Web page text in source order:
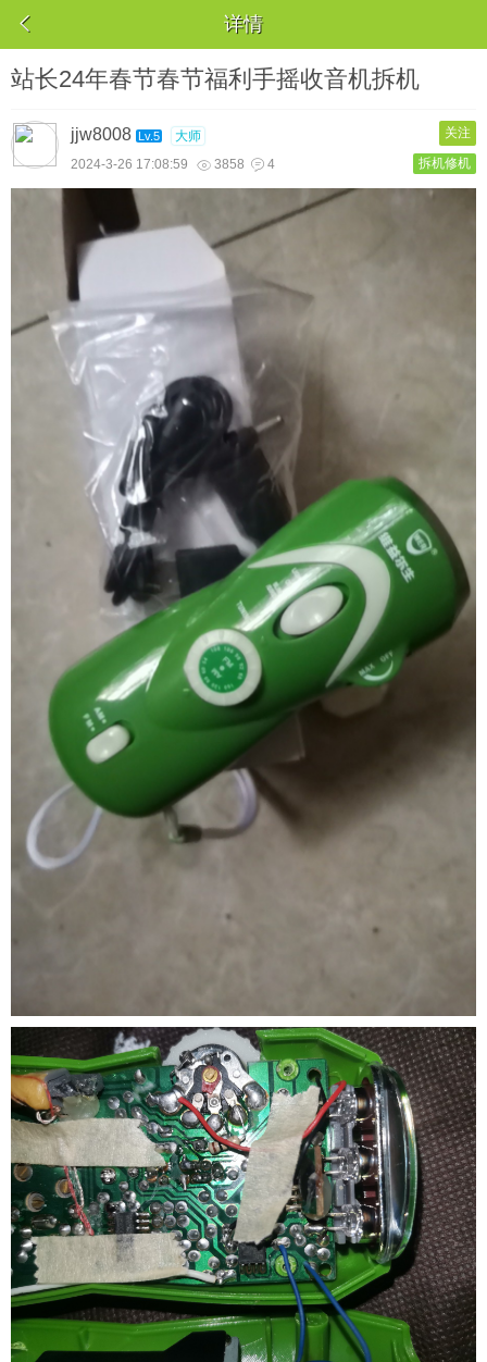
 详情
站长24年春节春节福利手摇收音机拆机
jjw8008 Lv.5 大师 关注
2024-3-26 17:08:59  3858  4 拆机修机